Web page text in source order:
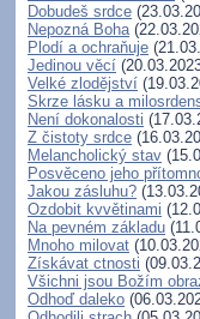
Dobudeš srdce
Nepozná Boha
Plodí a ochraňuje
Jedinou věcí
Velké zlodějství
Skrze lásku a
Není dokonalosti
Z čistoty srdce
Melancholický stav
Posvěceno jeho
Jakou zásluhu?
Ozdobit kvvětinami
Na pevném základu
Mnoho milovat
Získávat ctnosti
Všichni jsou Božím
Odhoď daleko